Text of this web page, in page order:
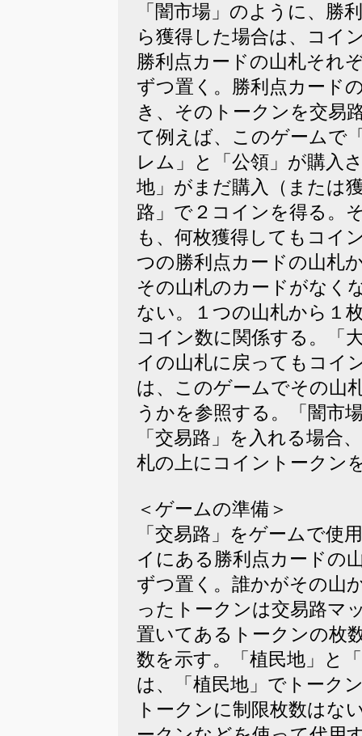
「闇市場」のように、勝
ら獲得した場合は、コイ
勝利点カードの山札それ
ずつ置く。勝利点カード
き、そのトークンを交易
て例えば、このゲームで
レム」と「公領」が購入
地」がまだ購入（または
路」で２コインを得る。
も、何枚獲得してもコイ
つの勝利点カードの山札
その山札のカードがなく
ない。１つの山札から１
コイン数に関係する。「
イの山札に戻ってもコイ
は、このゲームでその山
うかを参照する。「闇市
「交易路」を入れる場合
札の上にコイントークン
＜ゲームの準備＞
「交易路」をゲームで使
イにある勝利点カードの
ずつ置く。誰かがその山
ったトークンは交易路マ
置いてあるトークンの枚
数を示す。「植民地」と
は、「植民地」でトーク
トークンに制限枚数はな